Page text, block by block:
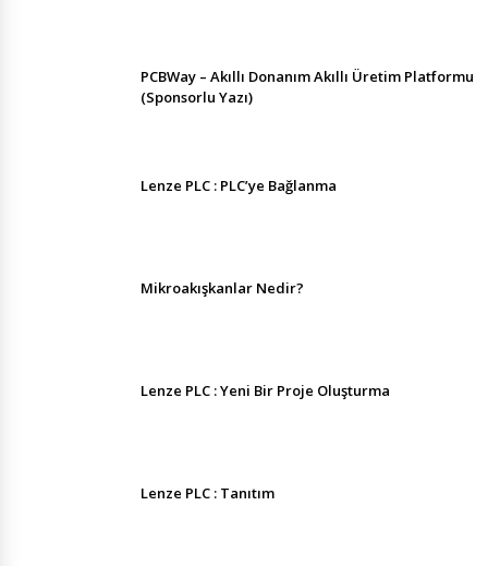
PCBWay – Akıllı Donanım Akıllı Üretim Platformu
(Sponsorlu Yazı)
Lenze PLC : PLC’ye Bağlanma
Mikroakışkanlar Nedir?
Lenze PLC : Yeni Bir Proje Oluşturma
Lenze PLC : Tanıtım